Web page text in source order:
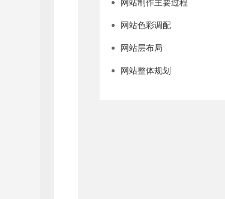
网站制作主要过程
网站色彩调配
网站层布局
网站整体规划